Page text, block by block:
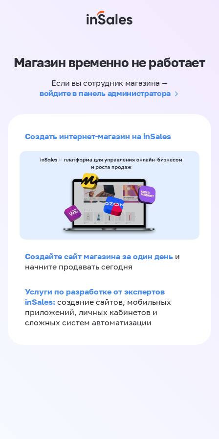
Магазин временно не работает
Если вы сотрудник магазина —
войдите в панель администратора
Создать интернет-магазин на inSales
Создайте сайт магазина за один день и
начните продавать сегодня
Услуги по разработке от экспертов
inSales: создание сайтов, мобильных
приложений, личных кабинетов и
сложных систем автоматизации